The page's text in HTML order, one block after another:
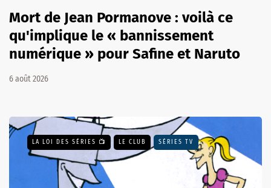
Mort de Jean Pormanove : voilà ce
qu'implique le « bannissement
numérique » pour Safine et Naruto
6 août 2026
LA LOI DES SÉRIES 📺 LE CLUB SÉRIES TV